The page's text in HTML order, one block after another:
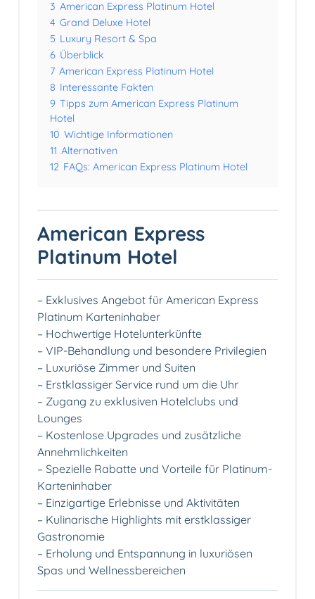
3 American Express Platinum Hotel
4 Grand Deluxe Hotel
5 Luxury Resort & Spa
6 Überblick
7 American Express Platinum Hotel
8 Interessante Fakten
9 Tipps zum American Express Platinum
Hotel
10 Wichtige Informationen
11 Alternativen
12 FAQs: American Express Platinum Hotel
American Express
Platinum Hotel
– Exklusives Angebot für American Express
Platinum Karteninhaber
– Hochwertige Hotelunterkünfte
– VIP-Behandlung und besondere Privilegien
– Luxuriöse Zimmer und Suiten
– Erstklassiger Service rund um die Uhr
– Zugang zu exklusiven Hotelclubs und
Lounges
– Kostenlose Upgrades und zusätzliche
Annehmlichkeiten
– Spezielle Rabatte und Vorteile für Platinum-
Karteninhaber
– Einzigartige Erlebnisse und Aktivitäten
– Kulinarische Highlights mit erstklassiger
Gastronomie
– Erholung und Entspannung in luxuriösen
Spas und Wellnessbereichen